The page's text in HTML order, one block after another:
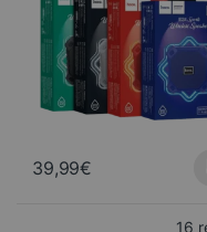
39,99€
Ce produit a plusieurs
16